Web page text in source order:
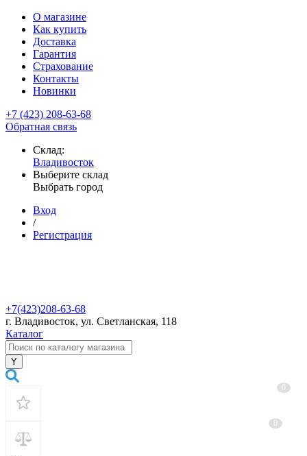
О магазине
Как купить
Доставка
Гарантия
Страхование
Контакты
Новинки
+7 (423) 208-63-68
Обратная связь
Склад:
Владивосток
Выберите склад
Выбрать город
Вход
/
Регистрация
+7(423)208-63-68
г. Владивосток, ул. Светланская, 118
Каталог